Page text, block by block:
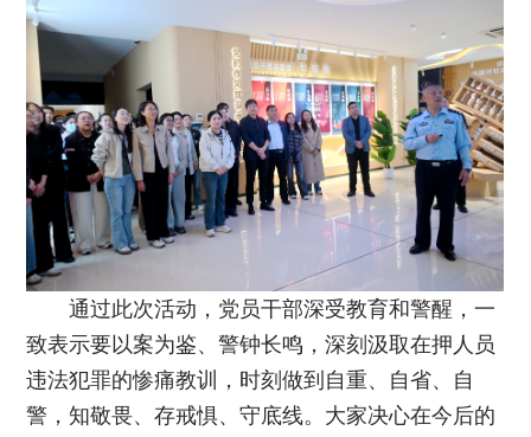
通过此次活动，党员干部深受教育和警醒，一
致表示要以案为鉴、警钟长鸣，深刻汲取在押人员
违法犯罪的惨痛教训，时刻做到自重、自省、自
警，知敬畏、存戒惧、守底线。大家决心在今后的